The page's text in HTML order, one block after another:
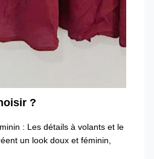
?
: Les détails à volants et le
un look doux et féminin,